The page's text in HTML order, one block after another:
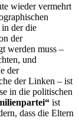
wieder vermehrt
der die
der
werden muss –
und
der
der Linken – ist
in die politischen
ist
dass die Eltern